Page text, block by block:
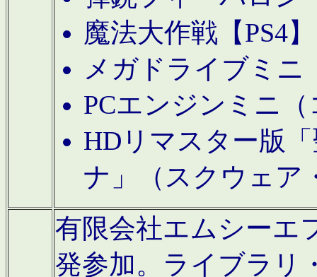
魔法大作戦【PS4
メガドライブミニ
PCエンジンミニ
HDリマスター版
ナ」（スクウェア
有限会社エムシーエ
発参加。ライブラリ